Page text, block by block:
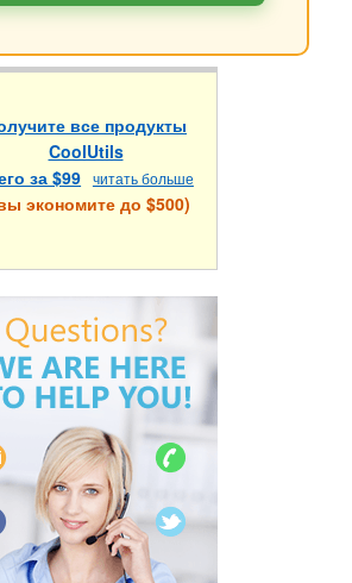
все продукты
CoolUtils
за $99 читать больше
экономите до $500)